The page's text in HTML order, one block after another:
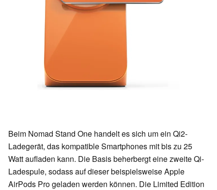
Beim Nomad Stand One handelt es sich um ein Qi2-
Ladegerät, das kompatible Smartphones mit bis zu 25
Watt aufladen kann. Die Basis beherbergt eine zweite Qi-
Ladespule, sodass auf dieser beispielsweise Apple
AirPods Pro geladen werden können. Die Limited Edition